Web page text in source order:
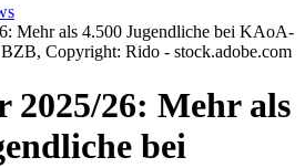
2025/26: Mehr als
bei